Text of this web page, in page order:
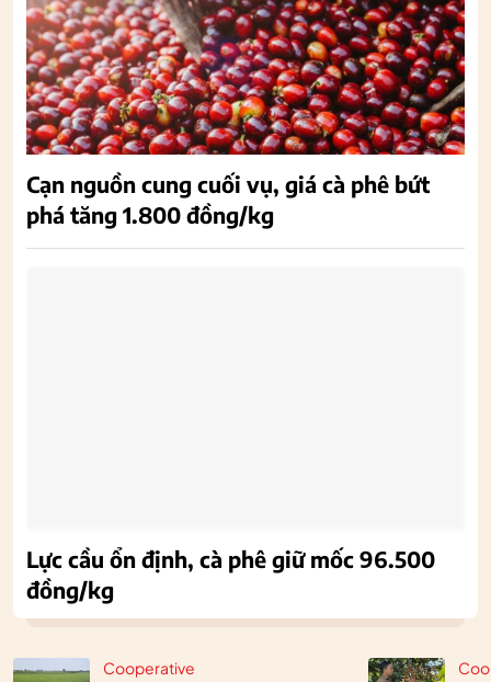
Cooperative
Cạn nguồn cung cuối vụ, giá cà phê bứt
phá tăng 1.800 đồng/kg
Lực cầu ổn định, cà phê giữ mốc 96.500
đồng/kg